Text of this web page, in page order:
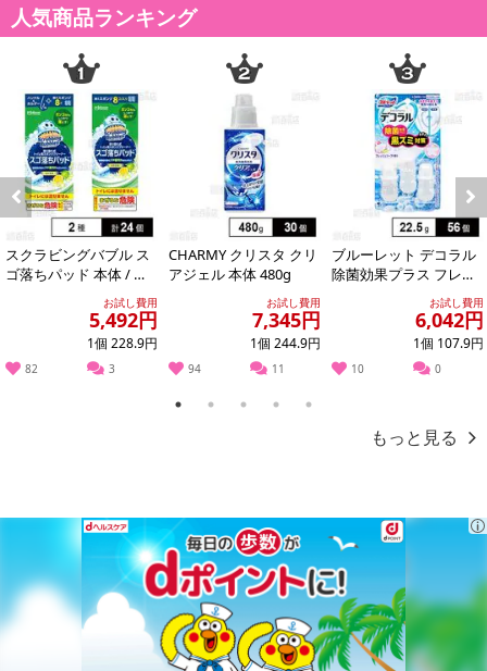
注意事項
お申込みの際は 「商品情報」に記載されている「注意事項」を
必ずご確認ください。
【キャンセルについて】
※お申込み後のキャンセルはお受けできません。
記載されている内容を必ずご確認いただき、お届けする商品セット
の掲載画像や画像内のバーコードなど、お届け商品と多少異なる場
了により、商品詳細内に記載の原産国・原材料の表記が旧表記の場
合がございます。
あらかじめご了承いただいた上でお申込みください。なお、本理由
によるお申込み後のキャンセル・返品交換は対応いたしかねます。
【お支払いについて】
人気商品ランキング
Previous
スクラビングバブル ス
ゴ落ちパッド 本体 / つ
お試し費用
5,492円
1個 228.9円
82 3
CHARMY クリスタ クリ
アジェル 本体 480g
お試し費用
7,345円
1個 244.9円
94 11
ブルーレット デコラル
除菌効果プラス フレッ
シュソープ 22.5gお試し費用
6,042円
1個 107.9円
10 0
Next
1 2 3 4 5
もっと見る